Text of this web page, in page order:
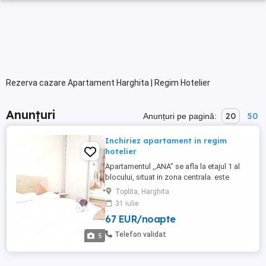
Rezerva cazare Apartament Harghita | Regim Hotelier
Anunțuri Anunțuri pe pagină: 20 50
5
Inchiriez apartament in regim
hotelier
Apartamentul ,,ANA" se afla la etajul 1 al
blocului, situat in zona centrala. este
compus din 2 dormitoare decomandate si
o bucătărie complet utilata, un balcon
unde este amenajat un loc pentru fumat.
Pentru detalii suplimentare si inchiriere
relatii la telefon
Toplita, Harghita
31 iulie
67 EUR/noapte
Telefon validat